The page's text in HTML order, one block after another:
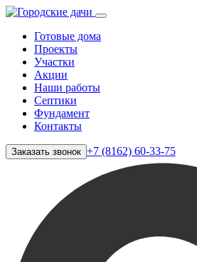
Готовые дома
Проекты
Участки
Акции
Наши работы
Септики
Фундамент
Контакты
Заказать звонок +7 (8162) 60-33-75